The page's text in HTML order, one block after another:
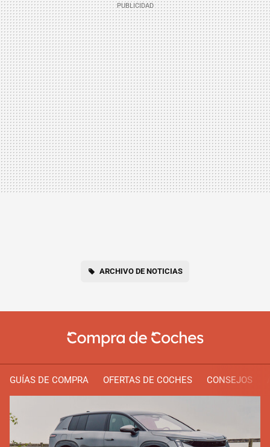
ARCHIVO DE NOTICIAS
GUÍAS DE COMPRA OFERTAS DE COCHES CONSEJOS